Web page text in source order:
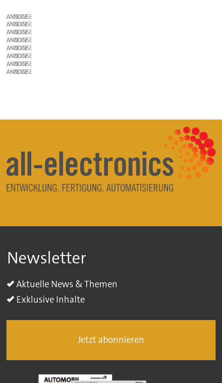
ANZEIGE
ANZEIGE
ANZEIGE
ANZEIGE
ANZEIGE
ANZEIGE
ANZEIGE
ANZEIGE
Newsletter
Aktuelle News & Themen
Exklusive Inhalte
Jetzt abonnieren